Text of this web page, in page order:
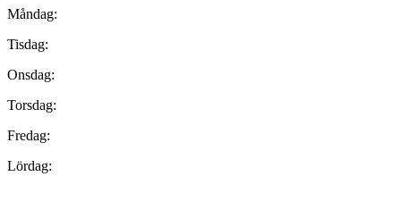
Måndag:
Tisdag:
Onsdag:
Torsdag:
Fredag:
Lördag: